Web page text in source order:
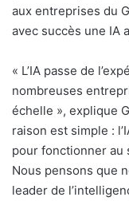
aux entreprises du
avec succès une IA
« L’IA passe de
nombreuses
échelle », explique
raison est simple :
pour fonctionner au
Nous pensons que
leader de